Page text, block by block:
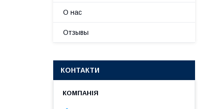
О нас
Отзывы
КОНТАКТИ